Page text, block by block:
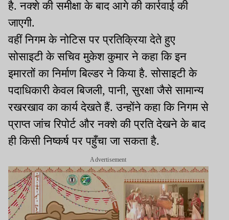
है. नक्शे की समीक्षा के बाद आगे की कार्रवाई की
जाएगी.
वहीं निगम के नोटिस पर प्रतिक्रिया देते हुए
सोसाइटी के सचिव मुकेश कुमार ने कहा कि इन
इमारतों का निर्माण बिल्डर ने किया है. सोसाइटी के
पदाधिकारी केवल बिजली, पानी, सुरक्षा जैसे सामान्य
रखरखाव का कार्य देखते हैं. उन्होंने कहा कि निगम से
प्राप्त जांच रिपोर्ट और नक्शे की प्रति देखने के बाद
ही किसी निष्कर्ष पर पहुँचा जा सकता है.
Advertisement